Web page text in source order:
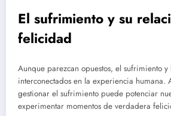
El sufrimiento y su
felicidad
Aunque parezcan opuestos, el sufrimiento
interconectados en la experiencia humana.
gestionar el sufrimiento puede potenciar
experimentar momentos de verdadera